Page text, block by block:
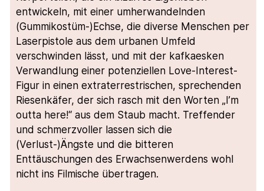
entwickeln, mit einer umherwandelnden
(Gummikostüm-)Echse, die diverse Menschen per
Laserpistole aus dem urbanen Umfeld
verschwinden lässt, und mit der kafkaesken
Verwandlung einer potenziellen Love-Interest-
Figur in einen extraterrestrischen, sprechenden
Riesenkäfer, der sich rasch mit den Worten „I’m
outta here!“ aus dem Staub macht. Treffender
und schmerzvoller lassen sich die
(Verlust-)Ängste und die bitteren
Enttäuschungen des Erwachsenwerdens wohl
nicht ins Filmische übertragen.